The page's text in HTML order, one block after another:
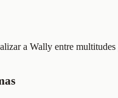
a Wally entre